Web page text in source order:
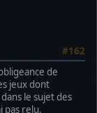
#162
de
jeux dont
le sujet des
pas relu.